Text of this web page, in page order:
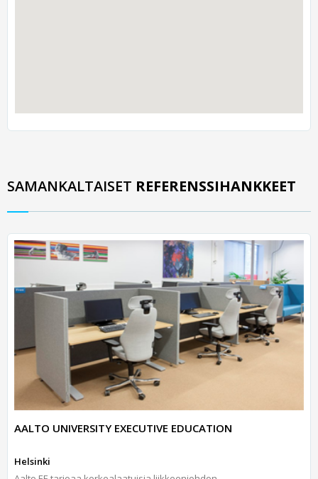
SAMANKALTAISET REFERENSSIHANKKEET
AALTO UNIVERSITY EXECUTIVE EDUCATION
Helsinki